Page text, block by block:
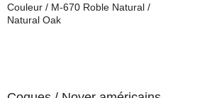
Couleur / M-670 Roble Natural /
Natural Oak